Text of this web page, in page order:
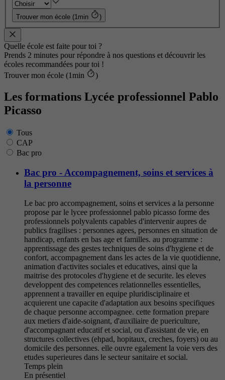
Trouver mon école (1min )
Quelle école est faite pour toi ?
Prends 2 minutes pour répondre à nos questions et découvrir les
écoles recommandées pour toi !
Trouver mon école (1min
)
Les formations Lycée professionnel Pablo
Picasso
Tous
CAP
Bac pro
Bac pro - Accompagnement, soins et services à
la personne
Le bac pro accompagnement, soins et services a la personne
propose par le lycee professionnel pablo picasso forme des
professionnels polyvalents capables d'intervenir aupres de
publics fragilises : personnes agees, personnes en situation de
handicap, enfants en bas age et familles. au programme :
apprentissage des gestes techniques de soins d'hygiene et de
confort, accompagnement dans les actes de la vie quotidienne,
animation d'activites sociales et educatives, ainsi que la
maitrise des protocoles d'hygiene et de securite. les eleves
developpent des competences relationnelles essentielles,
apprennent a travailler en equipe pluridisciplinaire et
acquierent une capacite d'adaptation aux besoins specifiques
de chaque personne accompagnee. cette formation prepare
aux metiers d'aide-soignant, d'auxiliaire de puericulture,
d'accompagnant educatif et social, ou d'assistant de vie, en
structures collectives (ehpad, hopitaux, creches, foyers) ou au
domicile des personnes. elle ouvre egalement la voie vers des
etudes superieures dans le secteur sanitaire et social.
Temps plein
En présentiel